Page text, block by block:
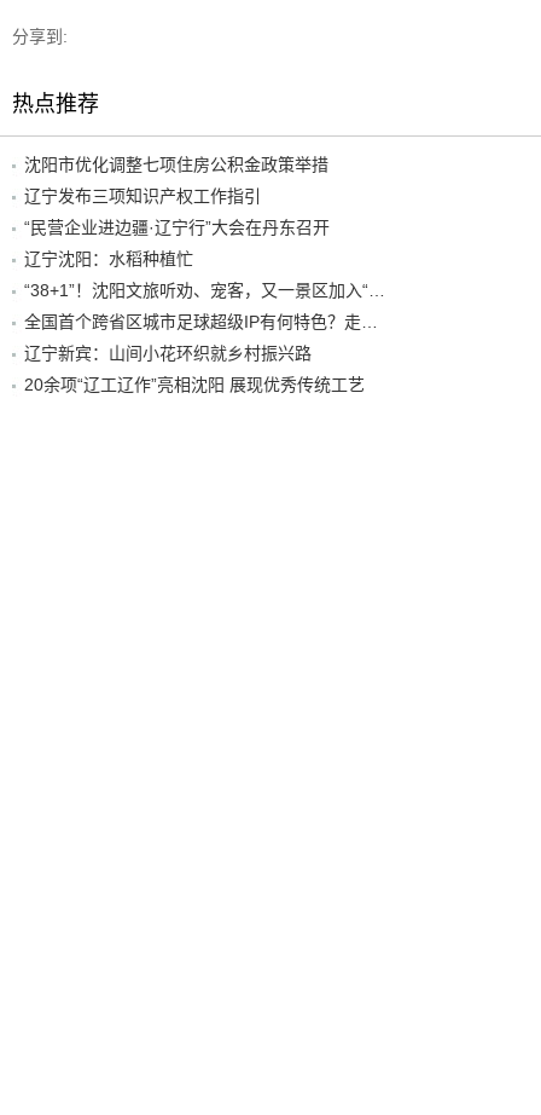
分享到:
热点推荐
沈阳市优化调整七项住房公积金政策举措
辽宁发布三项知识产权工作指引
“民营企业进边疆·辽宁行”大会在丹东召开
辽宁沈阳：水稻种植忙
辽宁新宾：山间小花环织就乡村振兴路
20余项“辽工辽作”亮相沈阳 展现优秀传统工艺